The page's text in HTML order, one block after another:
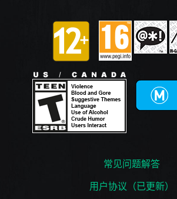
常见问题解答
用户协议（已更新）